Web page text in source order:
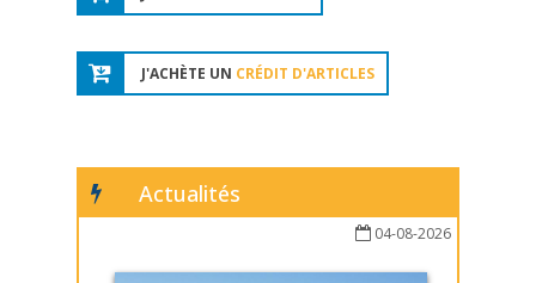
J'ACHÈTE UN CRÉDIT D'ARTICLES
Actualités
04-08-2026